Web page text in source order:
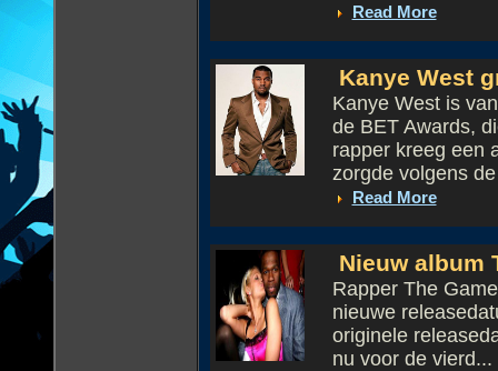
Read More
Kanye West
Kanye West is
de BET Awards,
rapper kreeg een
zorgde volgens
Read More
Nieuw album
Rapper The
nieuwe
originele
nu voor de vierd...